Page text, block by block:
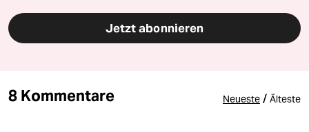
Jetzt abonnieren
8 Kommentare Neueste / Älteste